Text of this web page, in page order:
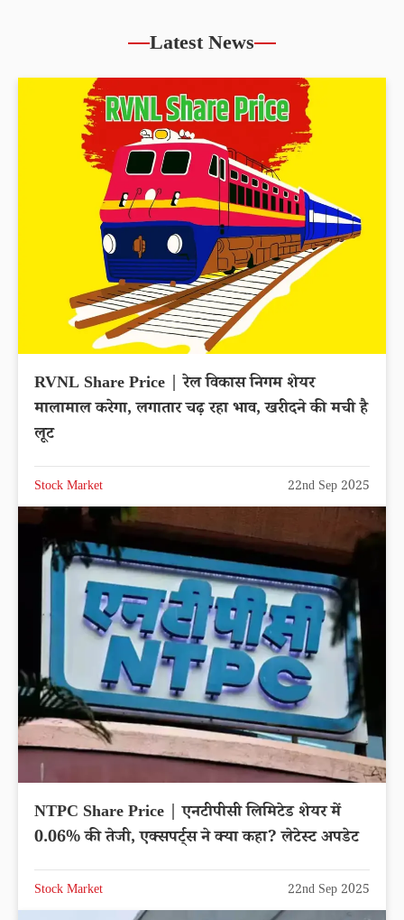
Latest News
RVNL Share Price | रेल विकास निगम शेयर
मालामाल करेगा, लगातार चढ़ रहा भाव, खरीदने की मची है
लूट
Stock Market 22nd Sep 2025
NTPC Share Price | एनटीपीसी लिमिटेड शेयर में
0.06% की तेजी, एक्सपर्ट्स ने क्या कहा? लेटेस्ट अपडेट
Stock Market 22nd Sep 2025